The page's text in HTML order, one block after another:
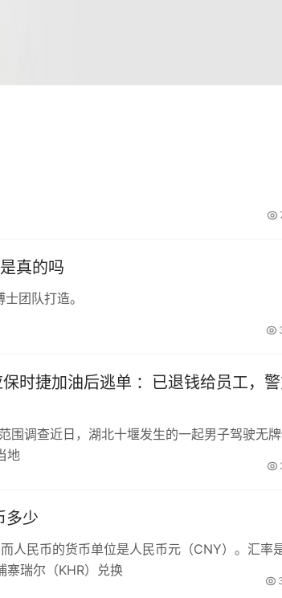
真的吗
团队打造。
时捷加油后逃单 ：已退钱给员工，
围调查近日，湖北十堰发生的一起男子驾驶无
地
多少
人民币的货币单位是人民币元（CNY）。汇率
寨瑞尔（KHR）兑换